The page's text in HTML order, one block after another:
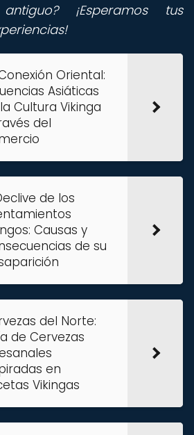
¡Esperamos tus
Oriental:
Asiáticas
Cultura Vikinga
del
de los
Causas y
de su
del Norte:
de Cervezas
en
Vikingas